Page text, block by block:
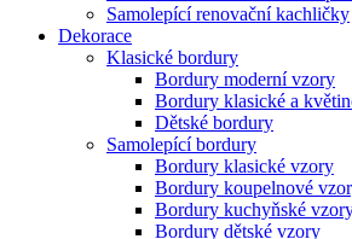
Samolepící renovační kachličky
Dekorace
Klasické bordury
Bordury moderní vzory
Bordury klasické a
Dětské bordury
Samolepící bordury
Bordury klasické vzory
Bordury koupelnové
Bordury kuchyňské
Bordury dětské vzory